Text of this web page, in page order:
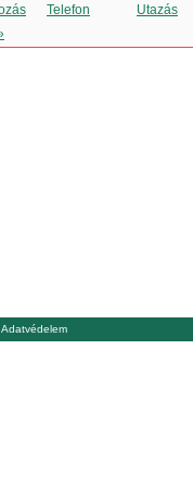
Telefon Utazás
Adatvédelem